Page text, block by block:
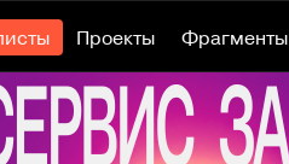
Проекты Фрагменты